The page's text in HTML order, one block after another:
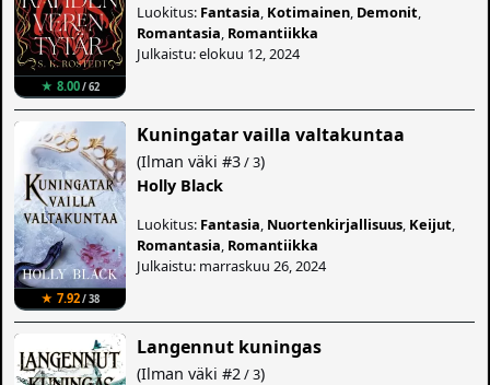
★ 8.00/ 62
Luokitus: Fantasia Kotimainen Demonit
Romantasia Romantiikka
Julkaistu: elokuu 12, 2024
★ 7.92/ 38
Kuningatar vailla valtakuntaa
(Ilman väki #3/ 3)
Holly Black
Luokitus: Fantasia Nuortenkirjallisuus Keijut
Romantasia Romantiikka
Julkaistu: marraskuu 26, 2024
Langennut kuningas
(Ilman väki #2 / 3)